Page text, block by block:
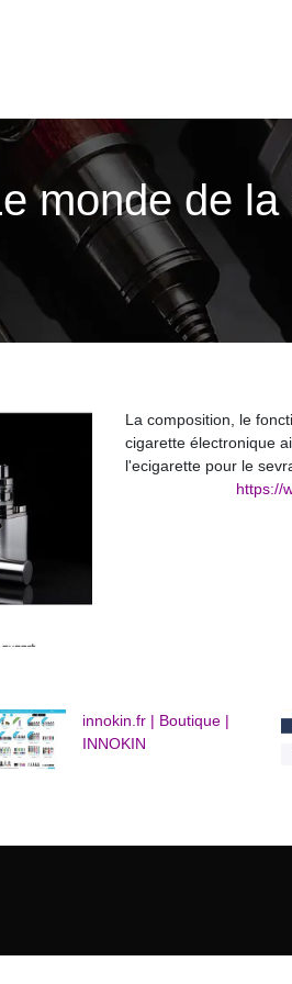
monde de
La composition, le
cigarette électronique
l'ecigarette pour le
https://
innokin.fr | Boutique |
INNOKIN